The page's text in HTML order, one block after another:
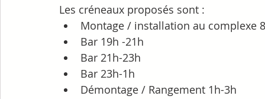
Les créneaux proposés sont :
Montage / installation au complexe
Bar 19h -21h
Bar 21h-23h
Bar 23h-1h
Démontage / Rangement 1h-3h